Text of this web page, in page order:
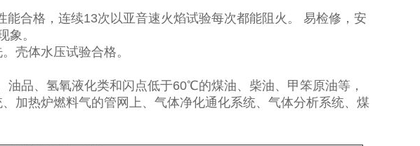
合格，连续13次以亚音速火焰试验每次都能阻火。 易检修，安
象。
壳体水压试验合格。
品、氢氧液化类和闪点低于60℃的煤油、柴油、甲笨原油等，
加热炉燃料气的管网上、气体净化通化系统、气体分析系统、煤